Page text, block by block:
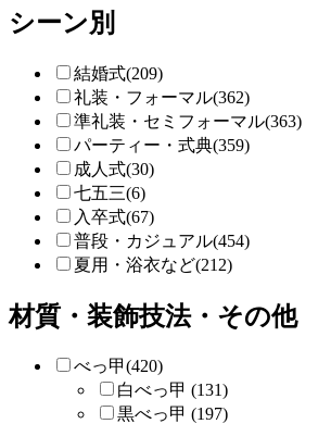
シーン別
結婚式(209)
礼装・フォーマル(362)
準礼装・セミフォーマル(363)
パーティー・式典(359)
成人式(30)
七五三(6)
入卒式(67)
普段・カジュアル(454)
夏用・浴衣など(212)
材質・装飾技法・その他
べっ甲(420)
白べっ甲 (131)
黒べっ甲 (197)